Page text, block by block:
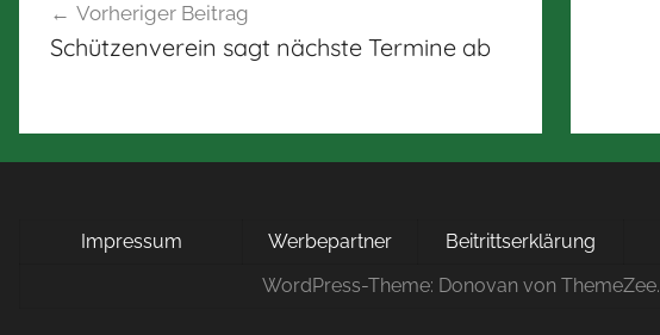
Vorheriger Beitrag
Schützenverein sagt nächste Termine ab
Impressum Werbepartner Beitrittserklärung
WordPress-Theme: Donovan von ThemeZee.